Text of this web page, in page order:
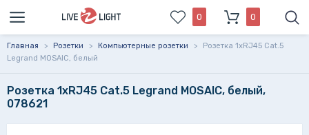
0 0
Главная > Розетки > Компьютерные розетки >
Розетка 1xRJ45 Cat.5
Legrand MOSAIC, белый
Розетка 1xRJ45 Cat.5 Legrand MOSAIC, белый,
078621